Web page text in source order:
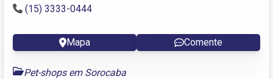
(15) 3333-0444
Mapa Comente
Pet-shops em Sorocaba